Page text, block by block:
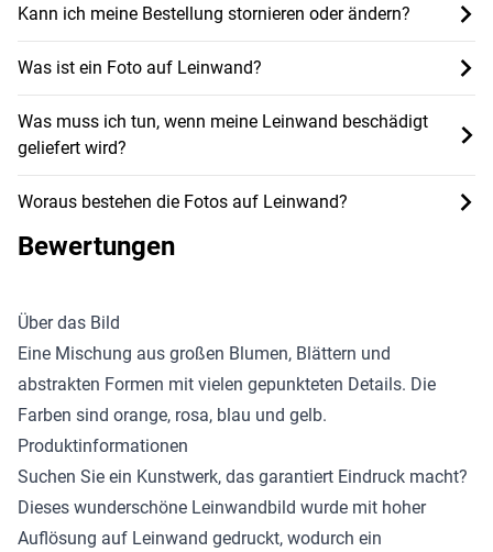
Kann ich meine Bestellung stornieren oder ändern?
Was ist ein Foto auf Leinwand?
Was muss ich tun, wenn meine Leinwand beschädigt
geliefert wird?
Woraus bestehen die Fotos auf Leinwand?
Bewertungen
Über das Bild
Eine Mischung aus großen Blumen, Blättern und
abstrakten Formen mit vielen gepunkteten Details. Die
Farben sind orange, rosa, blau und gelb.
Produktinformationen
Suchen Sie ein Kunstwerk, das garantiert Eindruck macht?
Dieses wunderschöne Leinwandbild wurde mit hoher
Auflösung auf Leinwand gedruckt, wodurch ein